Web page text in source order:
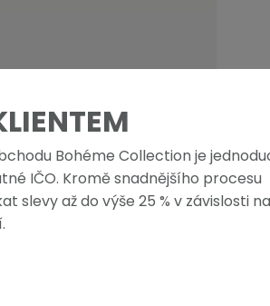
Bohéme Collection je
IČO. Kromě snadnějšího procesu
slevy až do výše 25 % v závislosti na